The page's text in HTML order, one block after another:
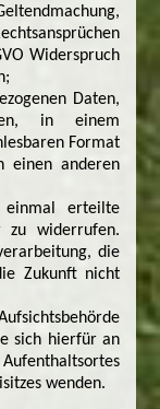
Widerspruch
Daten,
in einem
Format
einen anderen
erteilte
zu widerrufen.
die
Zukunft nicht
sich hierfür an
wenden.